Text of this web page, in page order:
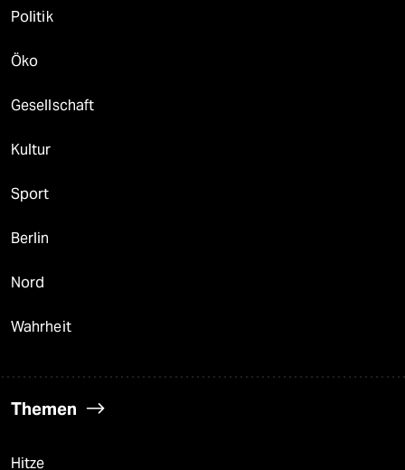
Politik
Öko
Gesellschaft
Kultur
Sport
Berlin
Nord
Wahrheit
Themen
Hitze